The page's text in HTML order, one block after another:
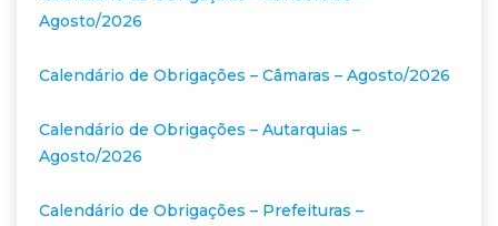
Agosto/2026
Calendário de Obrigações – Câmaras – Agosto/2026
Calendário de Obrigações – Autarquias –
Agosto/2026
Calendário de Obrigações – Prefeituras –